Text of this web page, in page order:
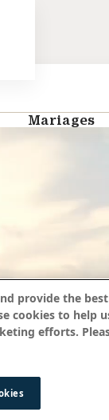
Mariages
provide the
cookies to help
efforts.